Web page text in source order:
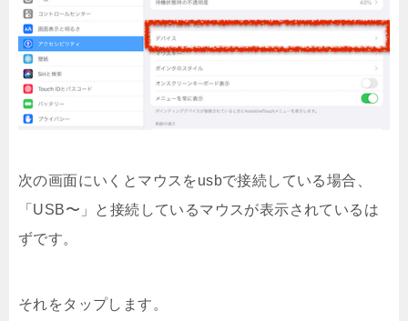
次の画面にいくとマウスをusbで接続している場合、
「USB〜」と接続しているマウスが表示されているは
ずです。
それをタップします。